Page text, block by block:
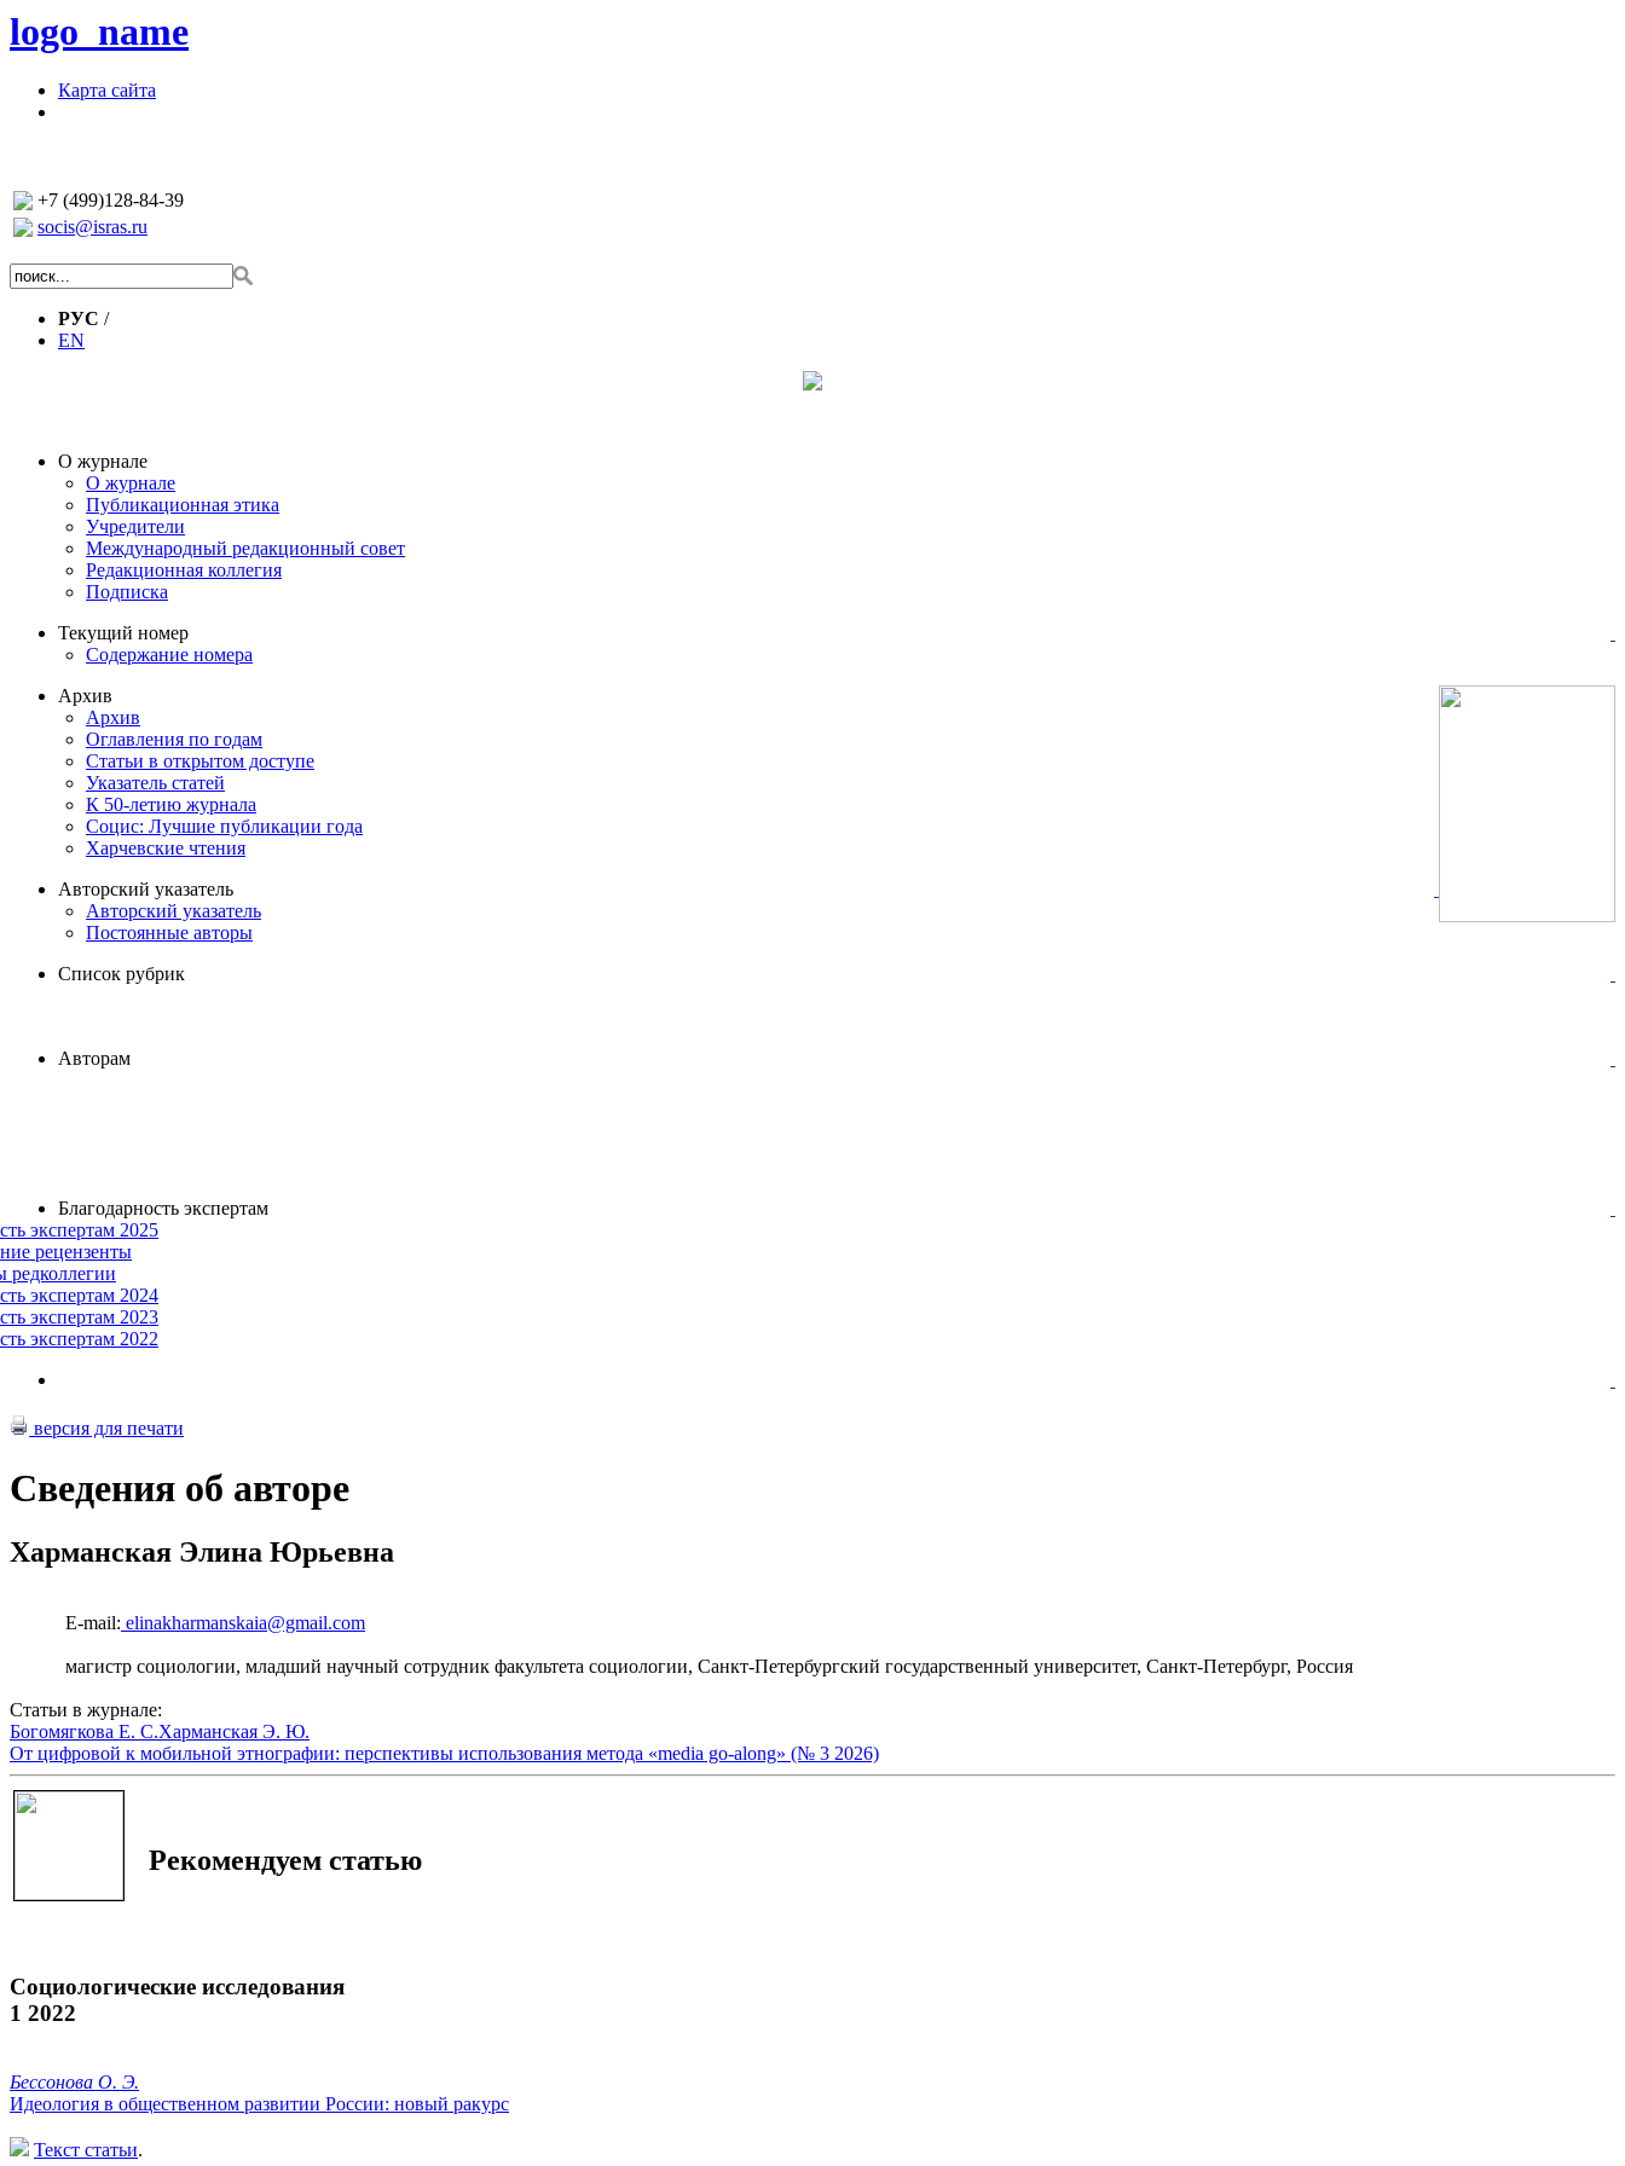
logo_name
Карта сайта
+7 (499)128-84-39
socis@isras.ru
РУС /
EN
О журнале
О журнале
Публикационная этика
Учредители
Международный редакционный совет
Редакционная коллегия
Подписка
Текущий номер
Содержание номера
Архив
Архив
Оглавления по годам
Статьи в открытом доступе
Указатель статей
К 50-летию журнала
Социс: Лучшие публикации года
Харчевские чтения
Авторский указатель
Авторский указатель
Постоянные авторы
Список рубрик
Авторам
Благодарность экспертам
экспертам 2025
рецензенты
редколлегии
экспертам 2024
экспертам 2023
экспертам 2022
версия для печати
Сведения об авторе
Харманская Элина Юрьевна
E-mail: elinakharmanskaia@gmail.com
магистр социологии, младший научный сотрудник факультета социологии, Санкт-Петербургский государственный университет, Санкт-Петербург, Россия
Статьи в журнале:
Богомягкова Е. С.Харманская Э. Ю.
От цифровой к мобильной этнографии: перспективы использования метода «media go-along» (№ 3 2026)
Рекомендуем статью
Социологические исследования
1 2022
Бессонова О. Э.
Идеология в общественном развитии России: новый ракурс
Текст статьи.